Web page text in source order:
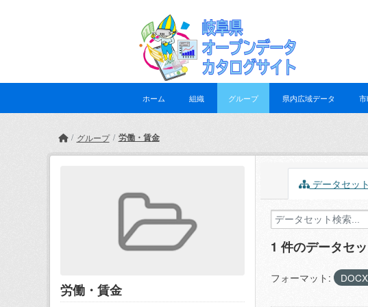
ホーム 組織 グループ 県内広域データ
グループ 労働・賃金
労働・賃金
データセット
1 件のデータセ
フォーマット: DOCX